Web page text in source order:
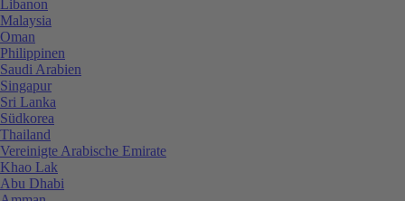
Libanon
Malaysia
Oman
Philippinen
Saudi Arabien
Singapur
Sri Lanka
Südkorea
Thailand
Vereinigte Arabische Emirate
Khao Lak
Abu Dhabi